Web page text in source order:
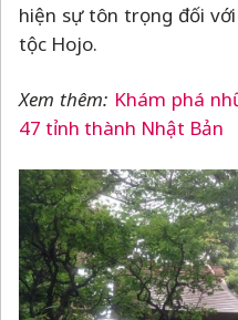
hiện sự tôn trọng đối
tộc Hojo.
Xem thêm: Khám phá
47 tỉnh thành Nhật Bản